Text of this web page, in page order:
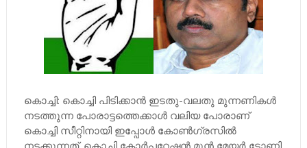
കൊച്ചി: കൊച്ചി പിടിക്കാന്‍ ഇടതു-വലതു മുന്നണികള്‍
നടത്തുന്ന പോരാട്ടത്തെക്കാള്‍ വലിയ പോരാണ്
കൊച്ചി സീറ്റിനായി ഇപ്പോള്‍ കോണ്‍ഗ്രസില്‍
നടക്കുന്നത്. കൊച്ചി കോര്‍പ്പറേഷന്‍ മുന്‍ മേയര്‍ ടോണി